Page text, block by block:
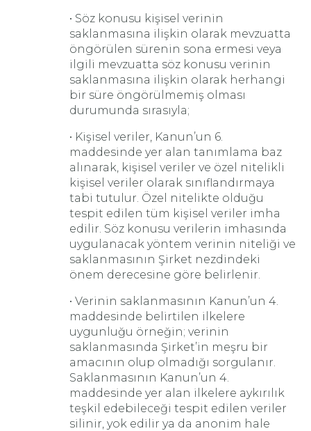
• Söz konusu kişisel verinin
saklanmasına ilişkin olarak mevzuatta
öngörülen sürenin sona ermesi veya
ilgili mevzuatta söz konusu verinin
saklanmasına ilişkin olarak herhangi
bir süre öngörülmemiş olması
durumunda sırasıyla;
• Kişisel veriler, Kanun’un 6.
maddesinde yer alan tanımlama baz
alınarak, kişisel veriler ve özel nitelikli
kişisel veriler olarak sınıflandırmaya
tabi tutulur. Özel nitelikte olduğu
tespit edilen tüm kişisel veriler imha
edilir. Söz konusu verilerin imhasında
uygulanacak yöntem verinin niteliği ve
saklanmasının Şirket nezdindeki
önem derecesine göre belirlenir.
• Verinin saklanmasının Kanun’un 4.
maddesinde belirtilen ilkelere
uygunluğu örneğin; verinin
saklanmasında Şirket’in meşru bir
amacının olup olmadığı sorgulanır.
Saklanmasının Kanun’un 4.
maddesinde yer alan ilkelere aykırılık
teşkil edebileceği tespit edilen veriler
silinir, yok edilir ya da anonim hale